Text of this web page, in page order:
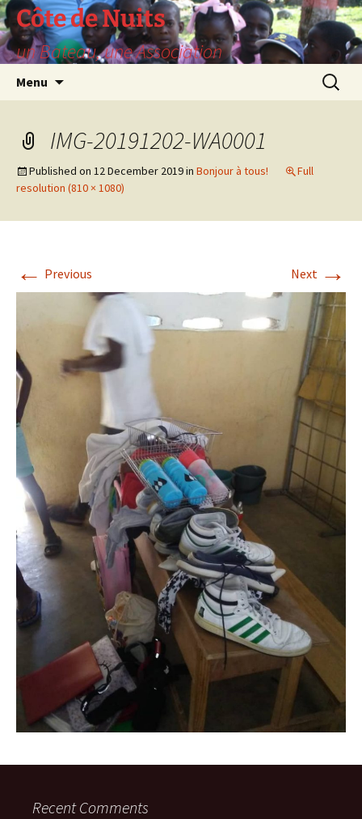
Skip
to
content
Côte de Nuits
un Bateau, une Association
Menu
Search
for:
IMG-20191202-WA0001
Published on 12 December 2019in Bonjour à tous!
Full
resolution (810 × 1080)
← Previous Next →
Recent Comments